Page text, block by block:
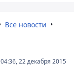
Все новости
04:36, 22 декабря 2015